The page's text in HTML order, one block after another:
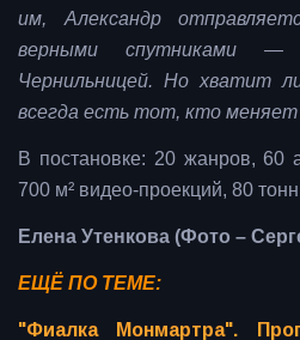
им, Александр
верными спутниками
Чернильницей. Но хватит
всегда есть тот, кто
В постановке: 20 жанров, 60
700 м² видео-проекций, 80
Елена Утенкова (Фото –
ЕЩЁ ПО ТЕМЕ:
"Фиалка Монмартра".